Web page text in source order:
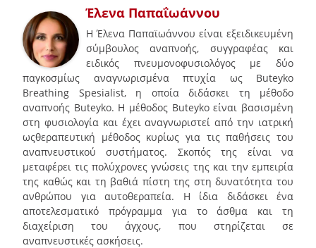
Έλενα Παπαΐωάννου
Η Έλενα Παπαϊωάννου είναι εξειδικευμένη
σύμβουλος αναπνοής, συγγραφέας και
ειδικός πνευμονοφυσιολόγος με δύο
παγκοσμίως αναγνωρισμένα πτυχία ως Buteyko
Breathing Spesialist, η οποία διδάσκει τη μέθοδο
αναπνοής Buteyko. Η μέθοδος Buteyko είναι βασισμένη
στη φυσιολογία και έχει αναγνωριστεί από την ιατρική
ωςθεραπευτική μέθοδος κυρίως για τις παθήσεις του
αναπνευστικού συστήματος. Σκοπός της είναι να
μεταφέρει τις πολύχρονες γνώσεις της και την εμπειρία
της καθώς και τη βαθιά πίστη της στη δυνατότητα του
ανθρώπου για αυτοθεραπεία. Η ίδια διδάσκει ένα
αποτελεσματικό πρόγραμμα για το άσθμα και τη
διαχείριση του άγχους, που στηρίζεται σε
αναπνευστικές ασκήσεις.